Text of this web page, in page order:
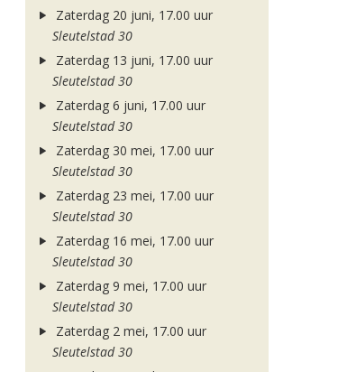
Zaterdag 20 juni, 17.00 uur
Sleutelstad 30
Zaterdag 13 juni, 17.00 uur
Sleutelstad 30
Zaterdag 6 juni, 17.00 uur
Sleutelstad 30
Zaterdag 30 mei, 17.00 uur
Sleutelstad 30
Zaterdag 23 mei, 17.00 uur
Sleutelstad 30
Zaterdag 16 mei, 17.00 uur
Sleutelstad 30
Zaterdag 9 mei, 17.00 uur
Sleutelstad 30
Zaterdag 2 mei, 17.00 uur
Sleutelstad 30